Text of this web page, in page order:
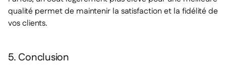
qualité permet de maintenir la satisfaction et la fidélité de
vos clients.
5. Conclusion